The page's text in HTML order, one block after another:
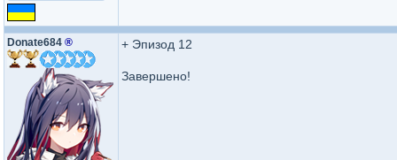
Donate684 ® + Эпизод 12
Завершено!